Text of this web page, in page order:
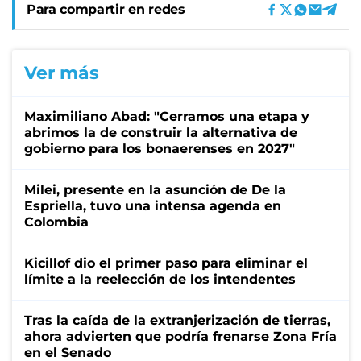
Para compartir en redes
Ver más
Maximiliano Abad: "Cerramos una etapa y
abrimos la de construir la alternativa de
gobierno para los bonaerenses en 2027"
Milei, presente en la asunción de De la
Espriella, tuvo una intensa agenda en
Colombia
Kicillof dio el primer paso para eliminar el
límite a la reelección de los intendentes
Tras la caída de la extranjerización de tierras,
ahora advierten que podría frenarse Zona Fría
en el Senado